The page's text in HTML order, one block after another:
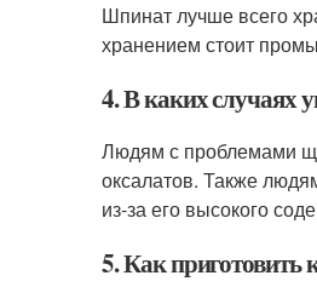
Шпинат лучше всего
хранением стоит
4. В каких случаях
Людям с проблемами
оксалатов. Также
из-за его высокого
5. Как приготовить